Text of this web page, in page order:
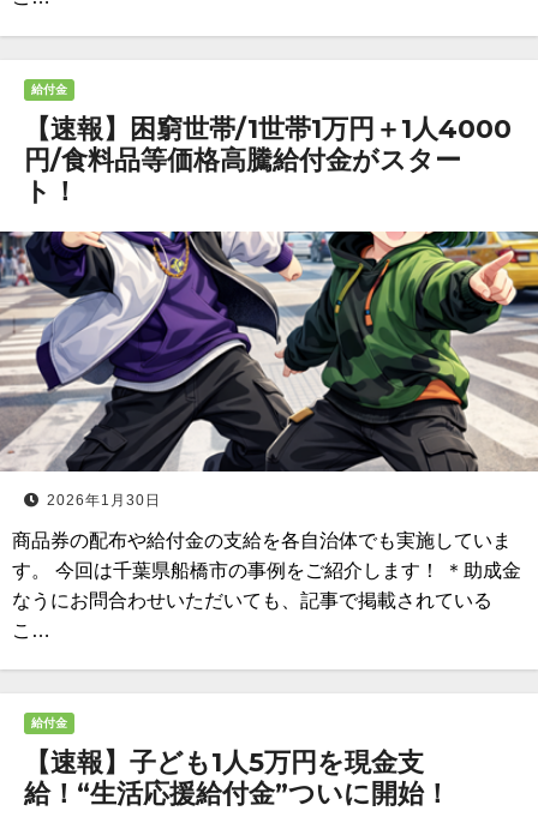
給付金
【速報】困窮世帯/1世帯1万円＋1人4000
円/食料品等価格高騰給付金がスター
ト！
2026年1月30日
商品券の配布や給付金の支給を各自治体でも実施していま
す。 今回は千葉県船橋市の事例をご紹介します！ ＊助成金
なうにお問合わせいただいても、記事で掲載されている
こ…
給付金
【速報】子ども1人5万円を現金支
給！“生活応援給付金”ついに開始！